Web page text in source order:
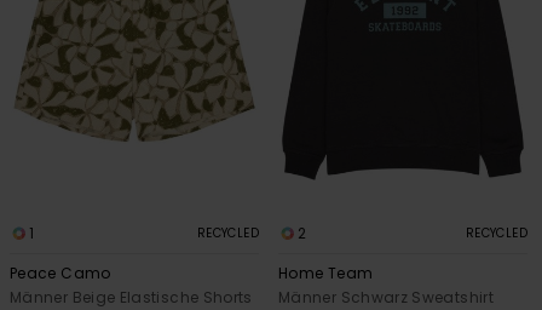
1 RECYCLED
Peace Camo
Männer Beige Elastische Shorts
2 RECYCLED
Home Team
Männer Schwarz Sweatshirt